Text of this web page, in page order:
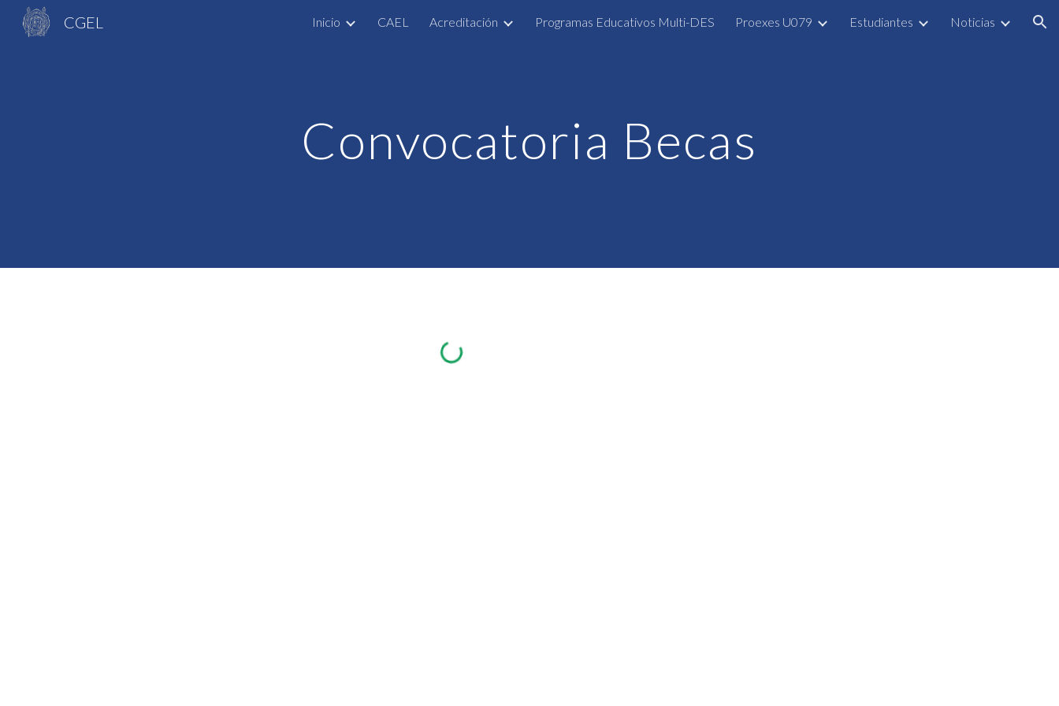
Skip to main content Skip to navigation
CGEL Inicio CAEL Acreditación Programas Educativos Multi-DES Proexes U079 Estudiantes Noticias
Convocatoria Becas